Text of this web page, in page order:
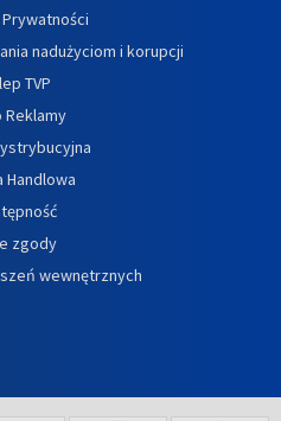
nadużyciom i korupcji
TVP
Reklamy
Handlowa
zgody
wewnętrznych